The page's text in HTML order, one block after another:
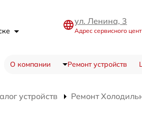
ул. Ленина, 3
Адрес сервисного
О компании Ремонт устройств
устройств Ремонт